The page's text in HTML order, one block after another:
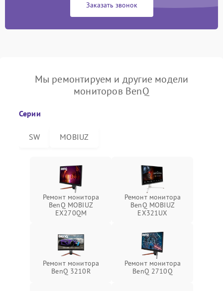
Заказать звонок
Мы ремонтируем и другие модели
мониторов BenQ
Серии
SW MOBIUZ
Ремонт монитора
BenQ MOBIUZ
EX270QM
Ремонт монитора
BenQ MOBIUZ
EX321UX
Ремонт монитора
BenQ 3210R
Ремонт монитора
BenQ 2710Q